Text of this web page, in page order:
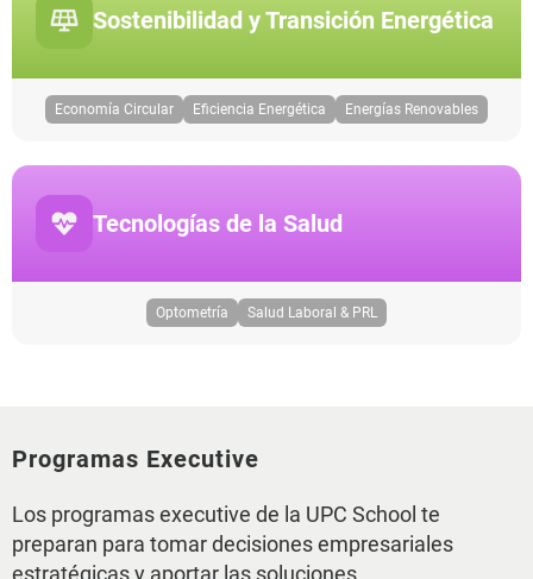
Sostenibilidad y Transición Energética
Economía Circular Eficiencia Energética Energías Renovables
Tecnologías de la Salud
Optometría Salud Laboral & PRL
Programas Executive
Los programas executive de la UPC School te
preparan para tomar decisiones empresariales
estratégicas y aportar las soluciones